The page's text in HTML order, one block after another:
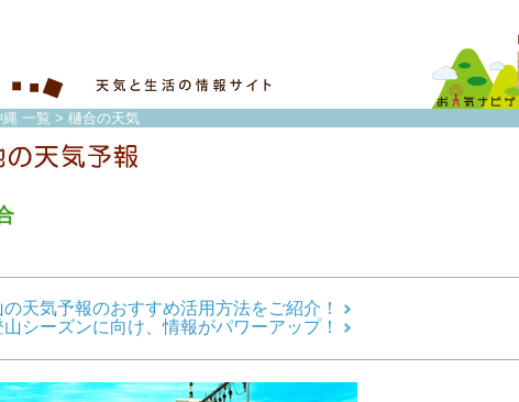
一覧 > 樋合の天気
天気予報のおすすめ活用方法をご紹介！
シーズンに向け、情報がパワーアップ！